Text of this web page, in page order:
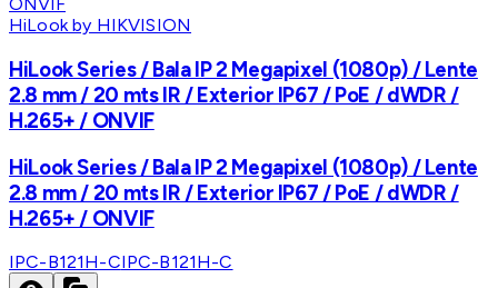
HiLook by HIKVISION
HiLook Series / Bala IP 2 Megapixel (1080p) / Lente
2.8 mm / 20 mts IR / Exterior IP67 / PoE / dWDR /
H.265+ / ONVIF
HiLook Series / Bala IP 2 Megapixel (1080p) / Lente
2.8 mm / 20 mts IR / Exterior IP67 / PoE / dWDR /
H.265+ / ONVIF
IPC-B121H-CIPC-B121H-C